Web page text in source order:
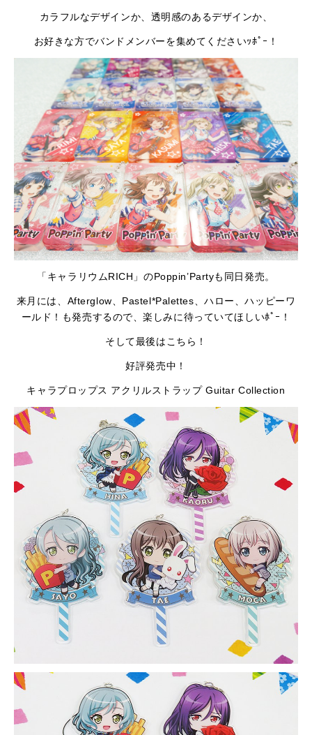
カラフルなデザインか、透明感のあるデザインか、
お好きな方でバンドメンバーを集めてくださいｯﾎﾟｰ！
「キャラリウムRICH」のPoppin’Partyも同日発売。
来月には、Afterglow、Pastel*Palettes、ハロー、ハッピーワ
ールド！も発売するので、楽しみに待っていてほしいﾎﾟｰ！
そして最後はこちら！
好評発売中！
キャラプロップス アクリルストラップ Guitar Collection